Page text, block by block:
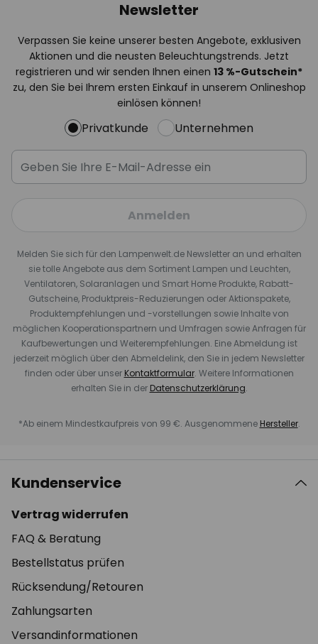
Newsletter
Verpassen Sie keine unserer besten Angebote, exklusiven
Aktionen und die neusten Beleuchtungstrends. Jetzt
registrieren und wir senden Ihnen einen 13 %-Gutschein*
zu, den Sie bei Ihrem ersten Einkauf in unserem Onlineshop
einlösen können!
Privatkunde Unternehmen
Anmelden
Melden Sie sich für den Lampenwelt.de Newsletter an und erhalten
sie tolle Angebote aus dem Sortiment Lampen und Leuchten,
Ventilatoren, Solaranlagen und Smart Home Produkte, Rabatt-
Gutscheine, Produktpreis-Reduzierungen oder Aktionspakete,
Produktempfehlungen und -vorstellungen sowie Inhalte von
möglichen Kooperationspartnern und Umfragen sowie Anfragen für
Kaufbewertungen und Weiterempfehlungen. Eine Abmeldung ist
jederzeit möglich über den Abmeldelink, den Sie in jedem Newsletter
finden oder über unser Kontaktformular. Weitere Informationen
erhalten Sie in der Datenschutzerklärung.
*Ab einem Mindestkaufpreis von 99 €. Ausgenommene Hersteller.
Kundenservice
Vertrag widerrufen
FAQ & Beratung
Bestellstatus prüfen
Rücksendung/Retouren
Zahlungsarten
Versandinformationen